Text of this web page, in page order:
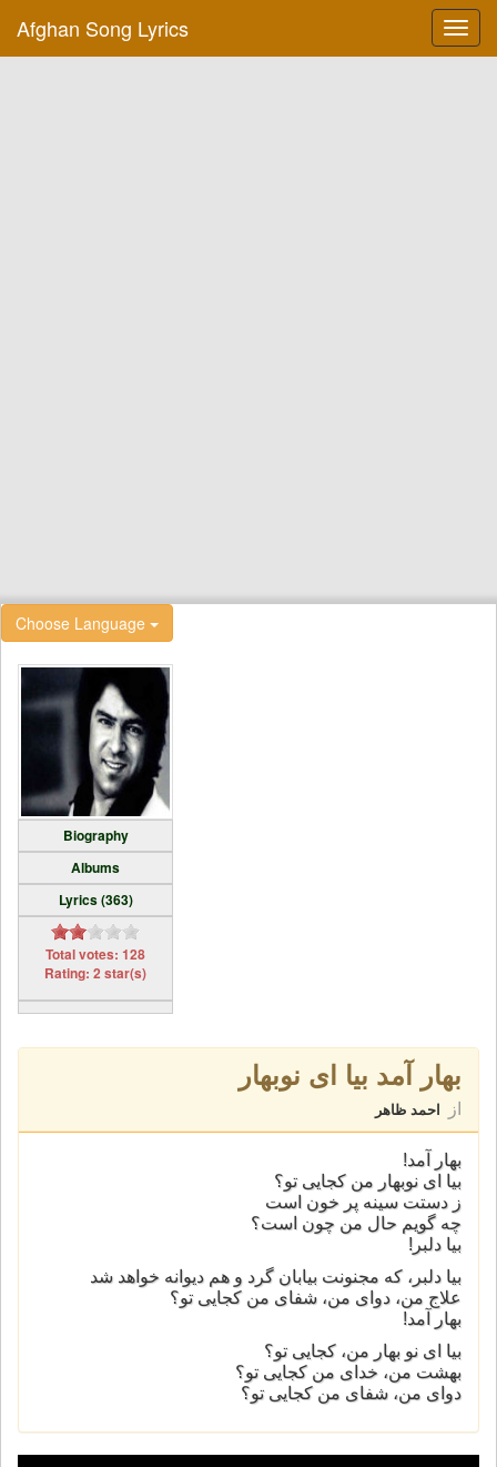
Afghan Song Lyrics
Choose Language
Biography
Albums
Lyrics (363)
Total votes: 128
Rating: 2 star(s)
بهار آمد بيا ای نوبهار
از احمد ظاهر
بهار آمد!
بيا ای نوبهار من کجايی تو؟
ز دستت سينه پر خون است
چه گويم حال من چون است؟
بيا دلبر!
بيا دلبر، که مجنونت بيابان گرد و هم ديوانه خواهد شد
علاج من، دوای من، شفای من کجايی تو؟
بهار آمد!
بيا ای نو بهار من، کجايی تو؟
بهشت من، خدای من کجايی تو؟
دوای من، شفای من کجايی تو؟